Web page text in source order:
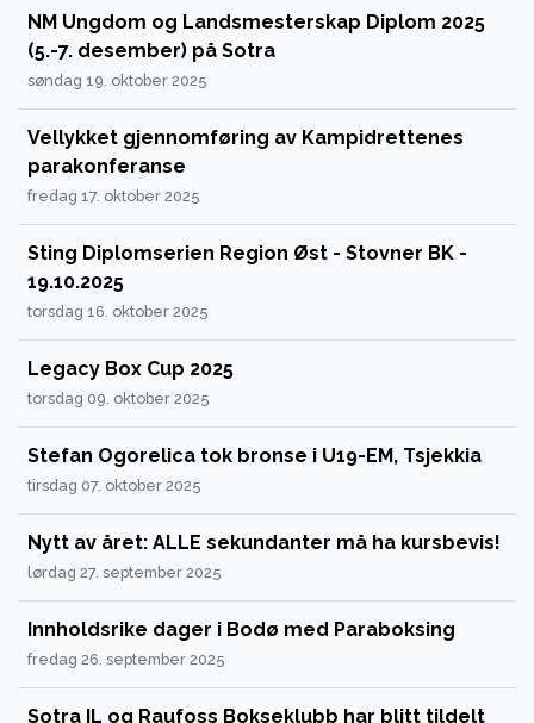
NM Ungdom og Landsmesterskap Diplom 2025
(5.-7. desember) på Sotra
søndag 19. oktober 2025
Vellykket gjennomføring av Kampidrettenes
parakonferanse
fredag 17. oktober 2025
Sting Diplomserien Region Øst - Stovner BK -
19.10.2025
torsdag 16. oktober 2025
Legacy Box Cup 2025
torsdag 09. oktober 2025
Stefan Ogorelica tok bronse i U19-EM, Tsjekkia
tirsdag 07. oktober 2025
Nytt av året: ALLE sekundanter må ha kursbevis!
lørdag 27. september 2025
Innholdsrike dager i Bodø med Paraboksing
fredag 26. september 2025
Sotra IL og Raufoss Bokseklubb har blitt tildelt